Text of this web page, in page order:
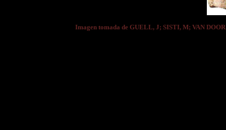
Imagen tomada de GUELL, J; SISTI, M; VAN